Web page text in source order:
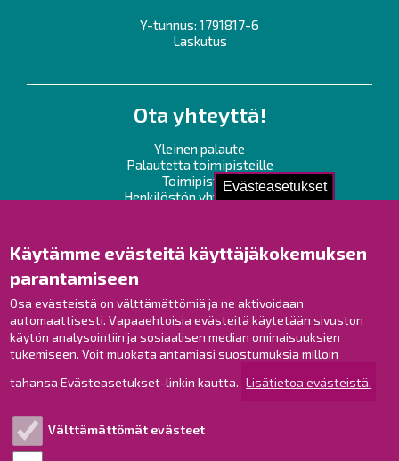
Evästeasetukset
Käytämme evästeitä käyttäjäkokemuksen
parantamiseen
Osa evästeistä on välttämättömiä ja ne aktivoidaan
automaattisesti. Vapaaehtoisia evästeitä käytetään sivuston
käytön analysointiin ja sosiaalisen median ominaisuuksien
tukemiseen. Voit muokata antamiasi suostumuksia milloin
tahansa Evästeasetukset-linkin kautta. Lisätietoa evästeistä.
Välttämättömät evästeet
Y-tunnus: 1791817-6
Laskutus
Ota yhteyttä!
Yleinen palaute
Palautetta toimipisteille
Toimipisteet
Henkilöstön yhteystiedot
Raahe Facebookissa
Raahe Instagramissa
Raahe LinkedInissä
Raahe YouTubessa
Esityslistat ja pöytäkirjat